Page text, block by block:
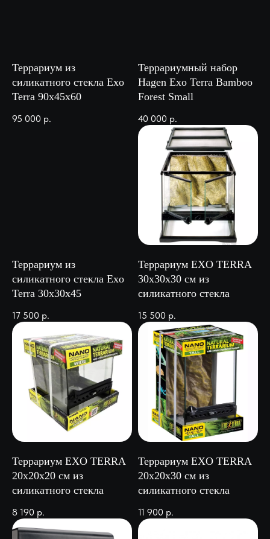
Террариум из
силикатного стекла Exo
Terra 90х45х60
95 000 р.
Террариумный набор
Hagen Exo Terra Bamboo
Forest Small
40 000 р.
Террариум из
силикатного стекла Exo
Terra 30х30х45
17 500 р.
Террариум EXO TERRA
30х30х30 см из
силикатного стекла
15 500 р.
Террариум EXO TERRA
20х20х20 см из
силикатного стекла
8 190 р.
Террариум EXO TERRA
20х20х30 см из
силикатного стекла
11 900 р.